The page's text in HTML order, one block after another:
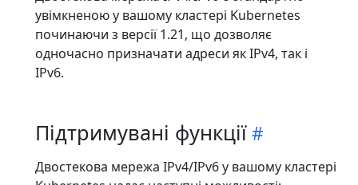
увімкненою у вашому кластері Kubernetes
починаючи з версії 1.21, що дозволяє
одночасно призначати адреси як IPv4, так і
IPv6.
Підтримувані функції
Двостекова мережа IPv4/IPv6 у вашому кластері